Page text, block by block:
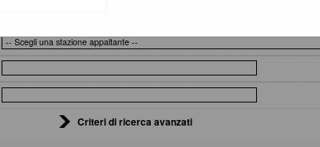
Criteri di ricerca avanzati